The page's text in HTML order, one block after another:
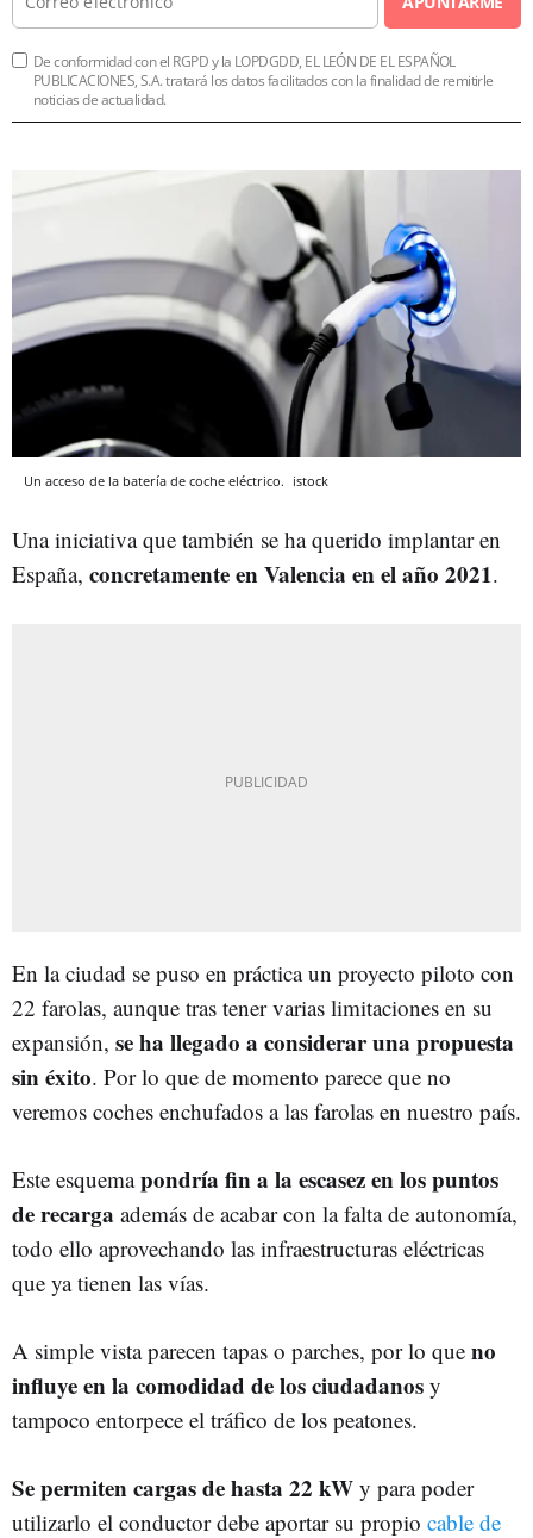
De conformidad con el RGPD y la LOPDGDD, EL LEÓN DE EL ESPAÑOL
PUBLICACIONES, S.A. tratará los datos facilitados con la finalidad de remitirle
noticias de actualidad.
Un acceso de la batería de coche eléctrico. istock
Una iniciativa que también se ha querido implantar en
España, concretamente en Valencia en el año 2021.
En la ciudad se puso en práctica un proyecto piloto con
22 farolas, aunque tras tener varias limitaciones en su
expansión, se ha llegado a considerar una propuesta
sin éxito. Por lo que de momento parece que no
veremos coches enchufados a las farolas en nuestro país.
Este esquemapondría fin a la escasez en los puntos
de recarga además de acabar con la falta de autonomía,
todo ello aprovechando las infraestructuras eléctricas
que ya tienen las vías.
A simple vista parecen tapas o parches, por lo que no
influye en la comodidad de los ciudadanos y
tampoco entorpece el tráfico de los peatones.
Se permiten cargas de hasta 22 kW y para poder
utilizarlo el conductor debe aportar su propio cable de